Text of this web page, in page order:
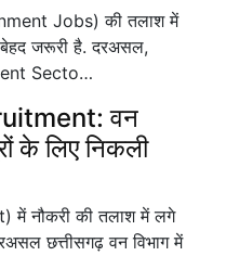
Jobs) की तलाश में
जरूरी है. दरअसल,
Secto…
वन
के लिए निकली
में नौकरी की तलाश में लगे
छत्तीसगढ़ वन विभाग में